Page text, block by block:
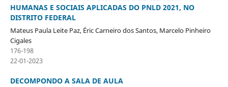
HUMANAS E SOCIAIS APLICADAS DO PNLD 2021, NO
DISTRITO FEDERAL
Mateus Paula Leite Paz, Éric Carneiro dos Santos, Marcelo Pinheiro
Cigales
176-198
22-01-2023
DECOMPONDO A SALA DE AULA